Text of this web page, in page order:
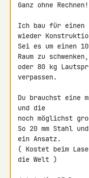
Ganz ohne Rechnen!
Ich bau für einen
wieder
Sei es um einen
Raum zu schwenken,
oder 80 kg
verpassen.
Du brauchst eine
und die
noch möglichst
So 20 mm Stahl
ein Ansatz.
( Kostet beim
die Welt )